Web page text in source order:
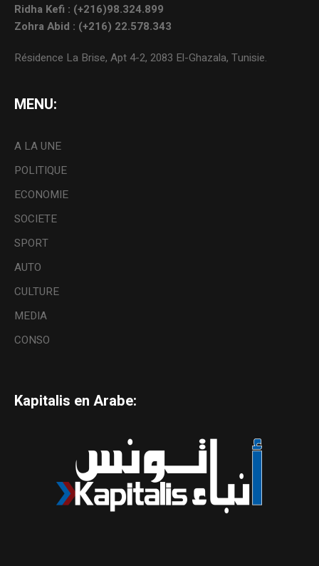
Ridha Kefi : (+216)98.324.899
Zohra Abid : (+216) 22.578.343
Résidence La Brise, Apt 4-2, 2083 El-Ghazala, Tunisie.
MENU:
A LA UNE
POLITIQUE
ECONOMIE
SOCIETE
SPORT
AUTO
CULTURE
MEDIA
CONSO
Kapitalis en Arabe: